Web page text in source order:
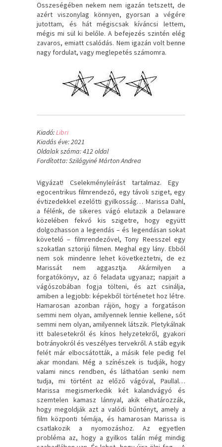
Összeségében nekem nem igazán tetszett, de
azért viszonylag könnyen, gyorsan a végére
jutottam, és hát mégiscsak kíváncsi lettem,
mégis mi sül ki belőle. A befejezés szintén elég
zavaros, emiatt csalódás. Nem igazán volt benne
nagy fordulat, vagy meglepetés számomra.
Kiadó:Libri
Kiadás éve: 2021
Oldalak száma: 412 oldal
Fordította: Szilágyiné Márton Andrea
Vigyázat! Cselekményleírást tartalmaz. Egy ​
egocentrikus filmrendező, egy távoli sziget, egy
évtizedekkel ezelőtti gyilkosság… Marissa Dahl,
a félénk, de sikeres vágó elutazik a Delaware
közelében fekvő kis szigetre, hogy együtt
dolgozhasson a legendás – és legendásan sokat
követelő – filmrendezővel, Tony Reesszel egy
szokatlan sztorijú filmen. Meghal egy lány. Ebből
nem sok mindenre lehet következtetni, de ez
Marissát nem aggasztja. Akármilyen a
forgatókönyv, az ő feladata ugyanaz; napjait a
vágószobában fogja tölteni, és azt csinálja,
amiben a legjobb: képekből történetet hoz létre.
Hamarosan azonban rájön, hogy a forgatáson
semmi nem olyan, amilyennek lennie kellene, sőt
semmi nem olyan, amilyennek látszik. Pletykálnak
itt balesetekről és kínos helyzetekről, gyakori
botrányokról és veszélyes tervekről. A stáb egyik
felét már elbocsátották, a másik fele pedig fel
akar mondani. Még a színészek is tudják, hogy
valami nincs rendben, és láthatóan senki nem
tudja, mi történt az előző vágóval, Paullal…
Marissa megismerkedik két kalandvágyó és
szemtelen kamasz lánnyal, akik elhatározzák,
hogy megoldják azt a valódi bűntényt, amely a
film központi témája, és hamarosan Marissa is
csatlakozik a nyomozáshoz. Az egyetlen
probléma az, hogy a gyilkos talán még mindig